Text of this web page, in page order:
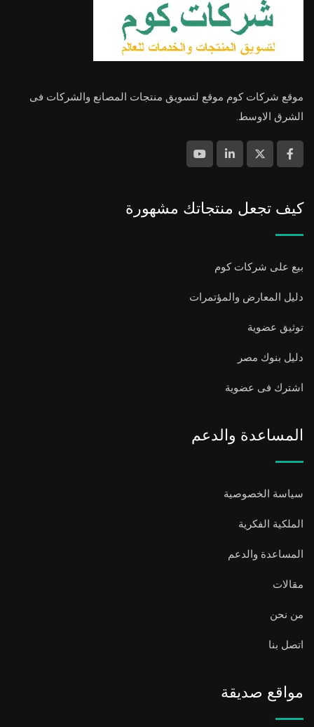
موقع شركات كوم موقع لتسويق منتجات المصانع والشركات فى
الشرق الاوسط.
كيف تجعل منتجاتك مشهورة
بيع على شركات كوم
دليل المعارض والمؤتمرات
توثيق عضوية
دليل بنوك مصر
اشترك فى عضوية
المساعدة والدعم
سياسة الخصوصية
الملكية الفكرية
المساعدة والدعم
مقالات
من نحن
اتصل بنا
مواقع صديقة